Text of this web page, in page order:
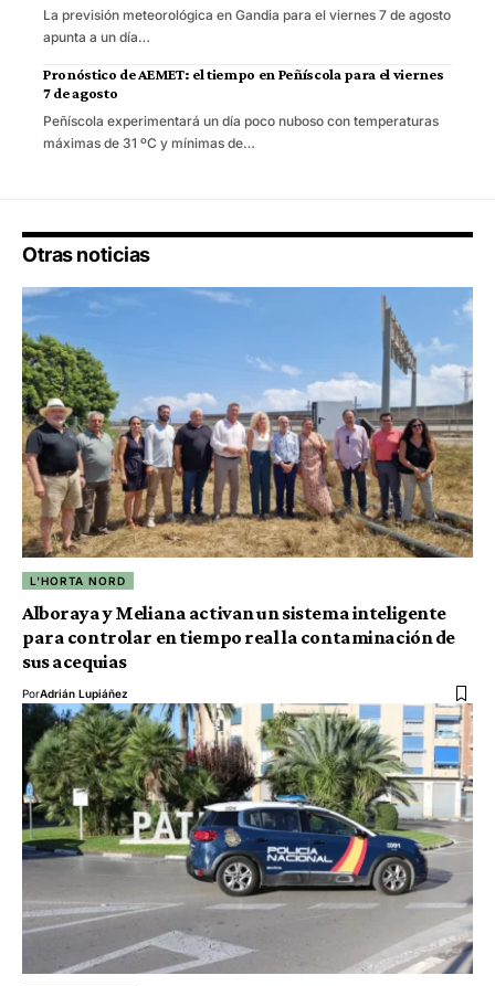
La previsión meteorológica en Gandia para el viernes 7 de agosto
apunta a un día…
Pronóstico de AEMET: el tiempo en Peñíscola para el viernes
7 de agosto
Peñíscola experimentará un día poco nuboso con temperaturas
máximas de 31 ºC y mínimas de…
Otras noticias
L'HORTA NORD
Alboraya y Meliana activan un sistema inteligente
para controlar en tiempo real la contaminación de
sus acequias
PorAdrián Lupiáñez